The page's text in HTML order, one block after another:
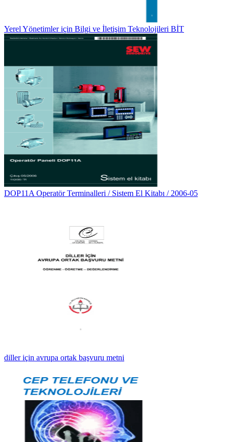
Yerel Yönetimler için Bilgi ve İletişim Teknolojileri BİT
DOP11A Operatör Terminalleri / Sistem El Kitabı / 2006-05
diller için avrupa ortak başvuru metni